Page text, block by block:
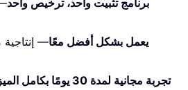
يعمل بشكل أفضل معًا—
تجربة مجانية لمدة 30 يومًا بكامل الميزات